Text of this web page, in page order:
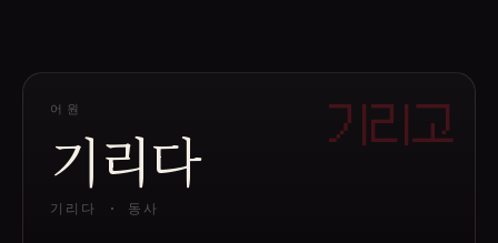
기리고
어원
기리다
기리다 · 동사